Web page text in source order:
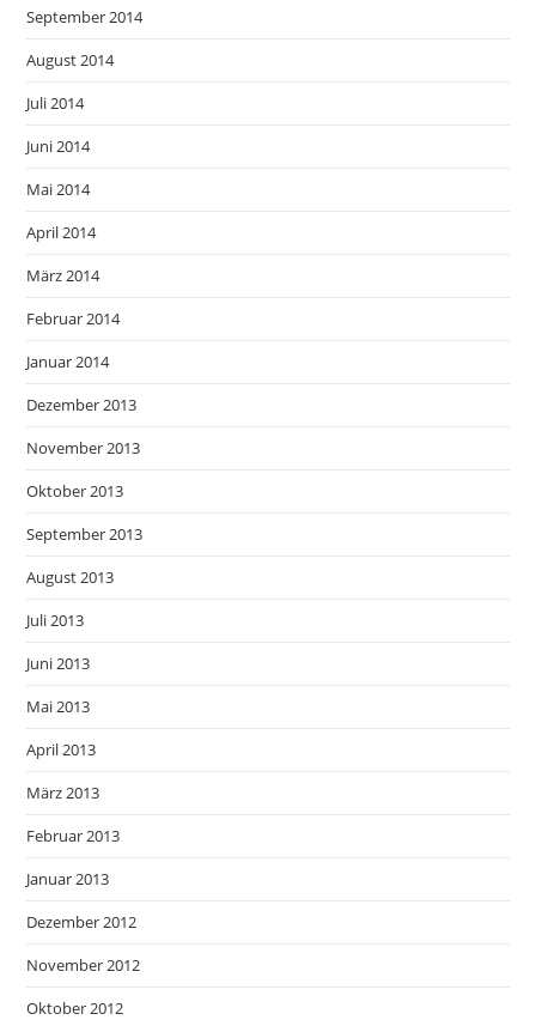
September 2014
August 2014
Juli 2014
Juni 2014
Mai 2014
April 2014
März 2014
Februar 2014
Januar 2014
Dezember 2013
November 2013
Oktober 2013
September 2013
August 2013
Juli 2013
Juni 2013
Mai 2013
April 2013
März 2013
Februar 2013
Januar 2013
Dezember 2012
November 2012
Oktober 2012